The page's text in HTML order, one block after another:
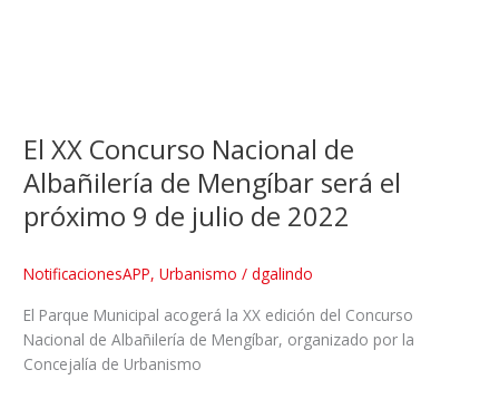
El XX Concurso Nacional de
Albañilería de Mengíbar será el
próximo 9 de julio de 2022
NotificacionesAPP, Urbanismo / dgalindo
El Parque Municipal acogerá la XX edición del Concurso
Nacional de Albañilería de Mengíbar, organizado por la
Concejalía de Urbanismo